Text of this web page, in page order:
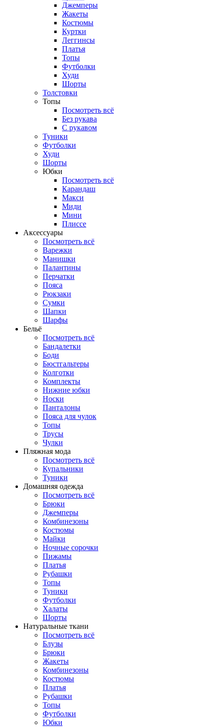
Джемперы
Жакеты
Костюмы
Куртки
Леггинсы
Платья
Топы
Футболки
Худи
Шорты
Толстовки
Топы
Посмотреть всё
Без рукава
С рукавом
Туники
Футболки
Худи
Шорты
Юбки
Посмотреть всё
Карандаш
Макси
Миди
Мини
Плиссе
Аксессуары
Посмотреть всё
Варежки
Манишки
Палантины
Перчатки
Пояса
Рюкзаки
Сумки
Шапки
Шарфы
Бельё
Посмотреть всё
Бандалетки
Боди
Бюстгальтеры
Колготки
Комплекты
Нижние юбки
Носки
Панталоны
Поясa для чулок
Топы
Трусы
Чулки
Пляжная мода
Посмотреть всё
Купальники
Туники
Домашняя одежда
Посмотреть всё
Брюки
Джемперы
Комбинезоны
Костюмы
Майки
Ночные сорочки
Пижамы
Платья
Рубашки
Топы
Туники
Футболки
Халаты
Шорты
Натуральные ткани
Посмотреть всё
Блузы
Брюки
Жакеты
Комбинезоны
Костюмы
Платья
Рубашки
Топы
Футболки
Юбки